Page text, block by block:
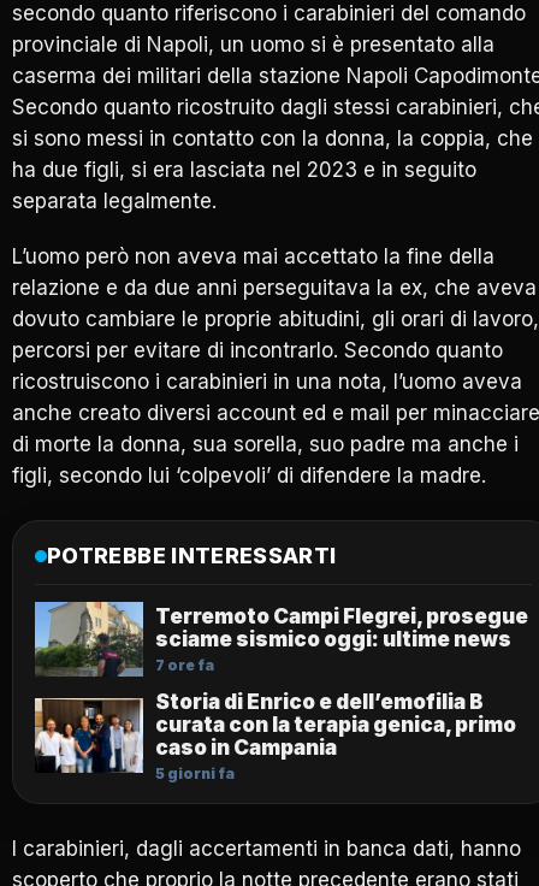
secondo quanto riferiscono i carabinieri del comando
provinciale di Napoli, un uomo si è presentato alla
caserma dei militari della stazione Napoli
Secondo quanto ricostruito dagli stessi carabinieri,
si sono messi in contatto con la donna, la coppia, che
ha due figli, si era lasciata nel 2023 e in seguito
separata legalmente.
L’uomo però non aveva mai accettato la fine della
relazione e da due anni perseguitava la ex, che aveva
dovuto cambiare le proprie abitudini, gli orari di
percorsi per evitare di incontrarlo. Secondo quanto
ricostruiscono i carabinieri in una nota, l’uomo aveva
anche creato diversi account ed e mail per minacciare
di morte la donna, sua sorella, suo padre ma anche i
figli, secondo lui ‘colpevoli’ di difendere la madre.
POTREBBE INTERESSARTI
Terremoto Campi Flegrei, prosegue
sciame sismico oggi: ultime news
7 ore fa
Storia di Enrico e dell’emofilia B
curata con la terapia genica, primo
caso in Campania
5 giorni fa
I carabinieri, dagli accertamenti in banca dati, hanno
scoperto che proprio la notte precedente erano stati